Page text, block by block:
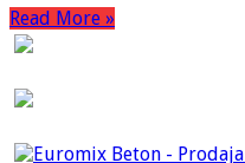
Read More »